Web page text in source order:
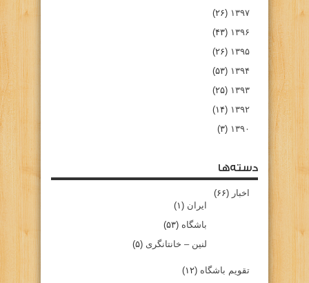
۱۳۹۷ (۲۶)
۱۳۹۶ (۴۳)
۱۳۹۵ (۲۶)
۱۳۹۴ (۵۳)
۱۳۹۳ (۲۵)
۱۳۹۲ (۱۴)
۱۳۹۰ (۳)
دسته‌ها
اخبار (۶۶)
ایران (۱)
باشگاه (۵۳)
لنین – خانتانگری (۵)
تقویم باشگاه (۱۲)